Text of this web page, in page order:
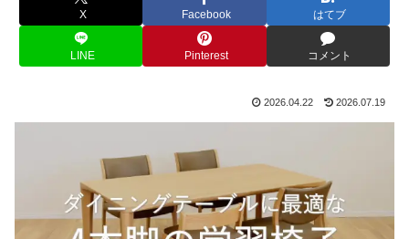
X Facebook はてブ
LINE Pinterest コメント
2026.04.22 2026.07.19